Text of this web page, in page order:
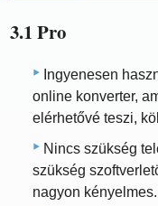
3.1 Pro
Ingyenesen
online konverter,
elérhetővé teszi,
Nincs szükség
szükség
nagyon kényelmes.